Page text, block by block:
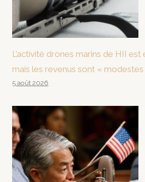
L’activité drones marins de HII est
mais les revenus sont «
5 août 2026